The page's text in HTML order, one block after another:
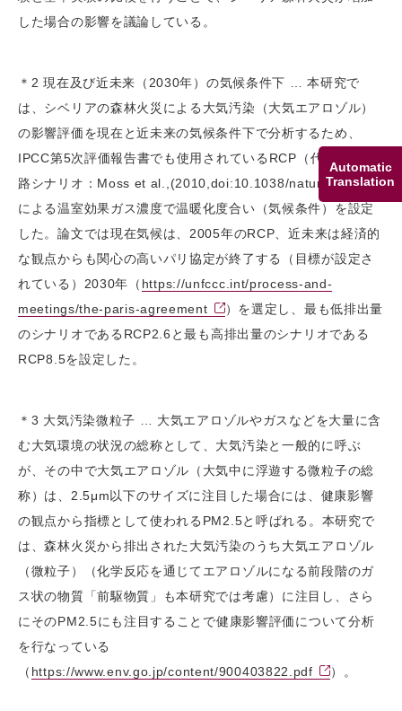
Automatic
Translation
した場合の影響を議論している。
＊2 現在及び近未来（2030年）の気候条件下 … 本研究で
は、シベリアの森林火災による大気汚染（大気エアロゾル）
の影響評価を現在と近未来の気候条件下で分析するため、
IPCC第5次評価報告書でも使用されているRCP（代表濃度経
路シナリオ：Moss et al.,(2010,doi:10.1038/nature08823）
による温室効果ガス濃度で温暖化度合い（気候条件）を設定
した。論文では現在気候は、2005年のRCP、近未来は経済的
な観点からも関心の高いパリ協定が終了する（目標が設定さ
れている）2030年（ https://unfccc.int/process-and-
meetings/the-paris-agreement
）を選定し、最も低排出量
のシナリオであるRCP2.6と最も高排出量のシナリオである
RCP8.5を設定した。
＊3 大気汚染微粒子 … 大気エアロゾルやガスなどを大量に含
む大気環境の状況の総称として、大気汚染と一般的に呼ぶ
が、その中で大気エアロゾル（大気中に浮遊する微粒子の総
称）は、2.5μm以下のサイズに注目した場合には、健康影響
の観点から指標として使われるPM2.5と呼ばれる。本研究で
は、森林火災から排出された大気汚染のうち大気エアロゾル
（微粒子）（化学反応を通じてエアロゾルになる前段階のガ
ス状の物質「前駆物質」も本研究では考慮）に注目し、さら
にそのPM2.5にも注目することで健康影響評価について分析
を行なっている
（ https://www.env.go.jp/content/900403822.pdf ）。